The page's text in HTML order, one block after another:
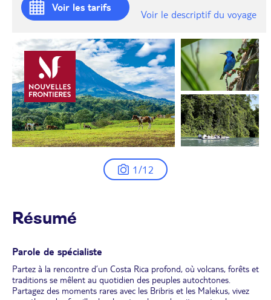
Voir les tarifs
Voir le descriptif du voyage
1/12
Résumé
Parole de spécialiste
Partez à la rencontre d’un Costa Rica profond, où volcans, forêts et
traditions se mêlent au quotidien des peuples autochtones.
Partagez des moments rares avec les Bribris et les Malekus, vivez